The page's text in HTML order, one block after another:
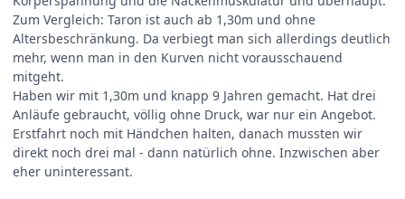
Zum Vergleich: Taron ist auch ab 1,30m und ohne
Altersbeschränkung. Da verbiegt man sich allerdings deutlich
mehr, wenn man in den Kurven nicht vorausschauend
mitgeht.
Haben wir mit 1,30m und knapp 9 Jahren gemacht. Hat drei
Anläufe gebraucht, völlig ohne Druck, war nur ein Angebot.
Erstfahrt noch mit Händchen halten, danach mussten wir
direkt noch drei mal - dann natürlich ohne. Inzwischen aber
eher uninteressant.